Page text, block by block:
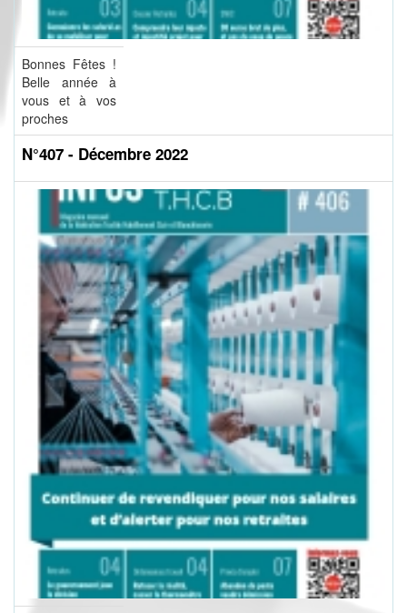
Bonnes Fêtes !
Belle année à
vous et à vos
proches
N°407 - Décembre 2022